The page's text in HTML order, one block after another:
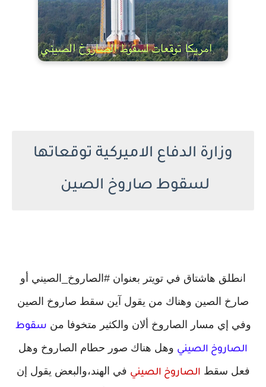
وزارة الدفاع الاميركية توقعاتها
لسقوط صاروخ الصين
انطلق هاشتاق في تويتر بعنوان #الصاروخ_الصيني أو
صارخ الصين وهناك من يقول آين سقط صاروخ الصين
وفي إي مسار الصاروخ ألان والكثير متخوفا من سقوط
الصاروخ الصيني وهل هناك صور حطام الصاروخ وهل
فعل سقط الصاروخ الصيني في الهند،والبعض يقول إن